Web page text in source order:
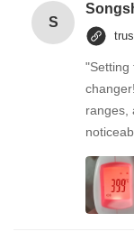
S
"Setting
ranges,